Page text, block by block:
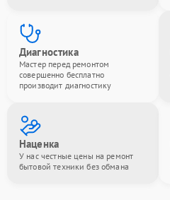
Диагностика
Мастер перед ремонтом
совершенно бесплатно
производит диагностику
Наценка
У нас честные цены на ремонт
бытовой техники без обмана